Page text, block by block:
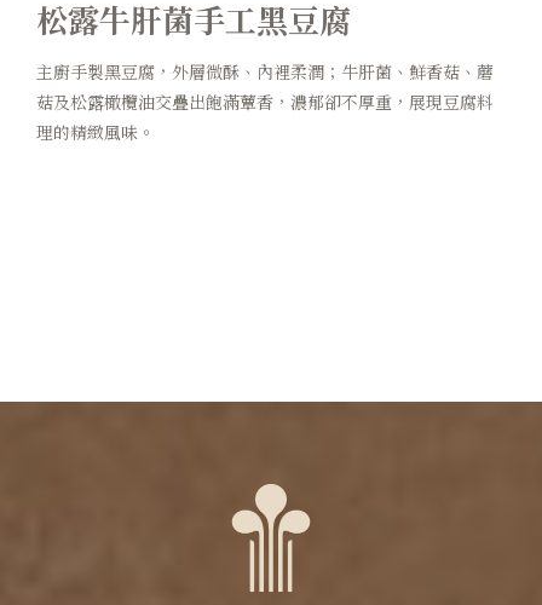
松露牛肝菌手工黑豆腐
主廚手製黑豆腐，外層微酥、內裡柔潤；牛肝菌、鮮香菇、蘑
菇及松露橄欖油交疊出飽滿蕈香，濃郁卻不厚重，展現豆腐料
理的精緻風味。